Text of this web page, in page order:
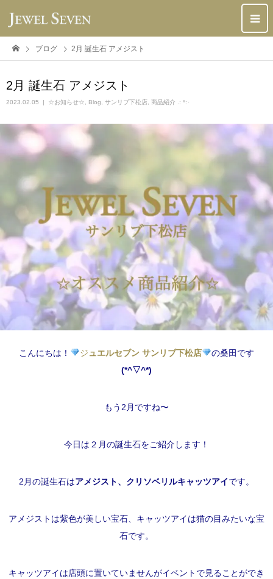
ブログ 2月 誕生石 アメジスト
2月 誕生石 アメジスト
2023.02.05 ☆お知らせ☆ Blog サンリブ下松店 商品紹介 .: *:･
こんにちは！ ジュエルセブン サンリブ下松店
の桑田です
(*^▽^*)
もう2月ですね〜
今日は２月の誕生石をご紹介します！
2月の誕生石はアメジスト、クリソベリルキャッツアイです。
アメジストは紫色が美しい宝石、キャッツアイは猫の目みたいな宝
石です。
キャッツアイは店頭に置いていませんがイベントで見ることができ